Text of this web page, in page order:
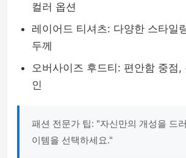
컬러 옵션
레이어드 티셔츠: 다양한 스타일
두께
오버사이즈 후드티: 편안함 중점,
인
패션 전문가 팁: "자신만의 개성을 드
이템을 선택하세요."